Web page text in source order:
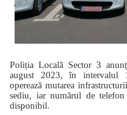
Poliția Locală Sector 3
august 2023, în intervalul
operează mutarea
sediu, iar numărul de
disponibil.